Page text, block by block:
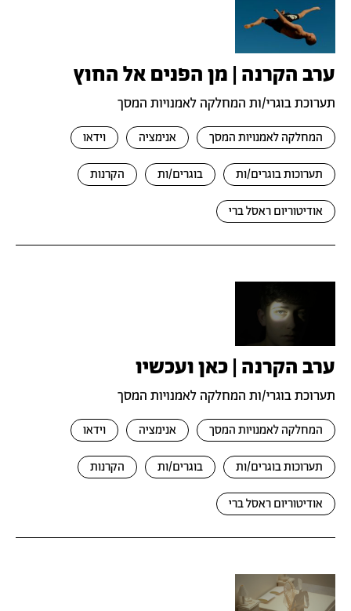
ערב הקרנה | מן הפנים אל החוץ
תערוכת בוגרי/ות המחלקה לאמנויות המסך
המחלקה לאמנויות המסך אנימציה וידאו
תערוכות בוגרים/ות בוגרים/ות הקרנות
אודיטוריום ראסל ברי
ערב הקרנה | כאן ועכשיו
תערוכת בוגרי/ות המחלקה לאמנויות המסך
המחלקה לאמנויות המסך אנימציה וידאו
תערוכות בוגרים/ות בוגרים/ות הקרנות
אודיטוריום ראסל ברי